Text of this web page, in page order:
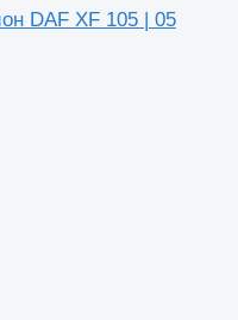
DAF XF 105 | 05